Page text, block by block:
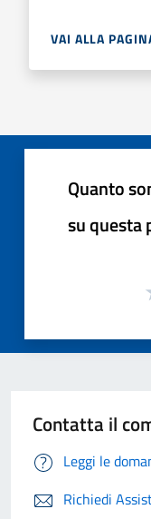
VAI ALLA
Quanto
su questa
Contatta il
Leggi le
Richiedi